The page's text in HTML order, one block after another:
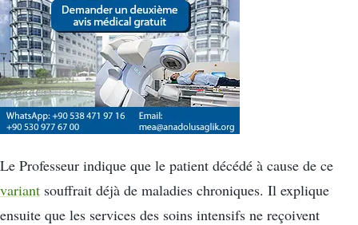
Le Professeur indique que le patient décédé à cause de ce
variant souffrait déjà de maladies chroniques. Il explique
ensuite que les services des soins intensifs ne reçoivent